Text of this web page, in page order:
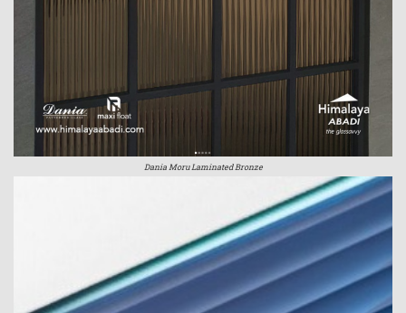
Dania Moru Laminated Bronze